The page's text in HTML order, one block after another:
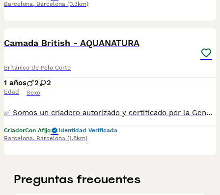
Barcelona, Barcelona (0.3km)
Camada British - AQUANATURA
Británico de Pelo Corto
1 años
Edad
2 2
Sexo
✅ Somos un criadero autorizado y certificado por la Generalitat de Catalunya. MAS INFO ☎️ 933095977 📱 685878504 FOTOS Y VIDEOS 💻 www.aquanatura.es 🚙 HACEMOS ENVIOS Se entregan vacunados, desparasitados interna y externamente, con microchip y su registro, con cartilla sanitaria y contrato de garantías, bajo la supervisión de nuestro equipo veterinario.
CriadorCon Afijo
Identidad Verificada
Barcelona, Barcelona (1.8km)
Preguntas frecuentes